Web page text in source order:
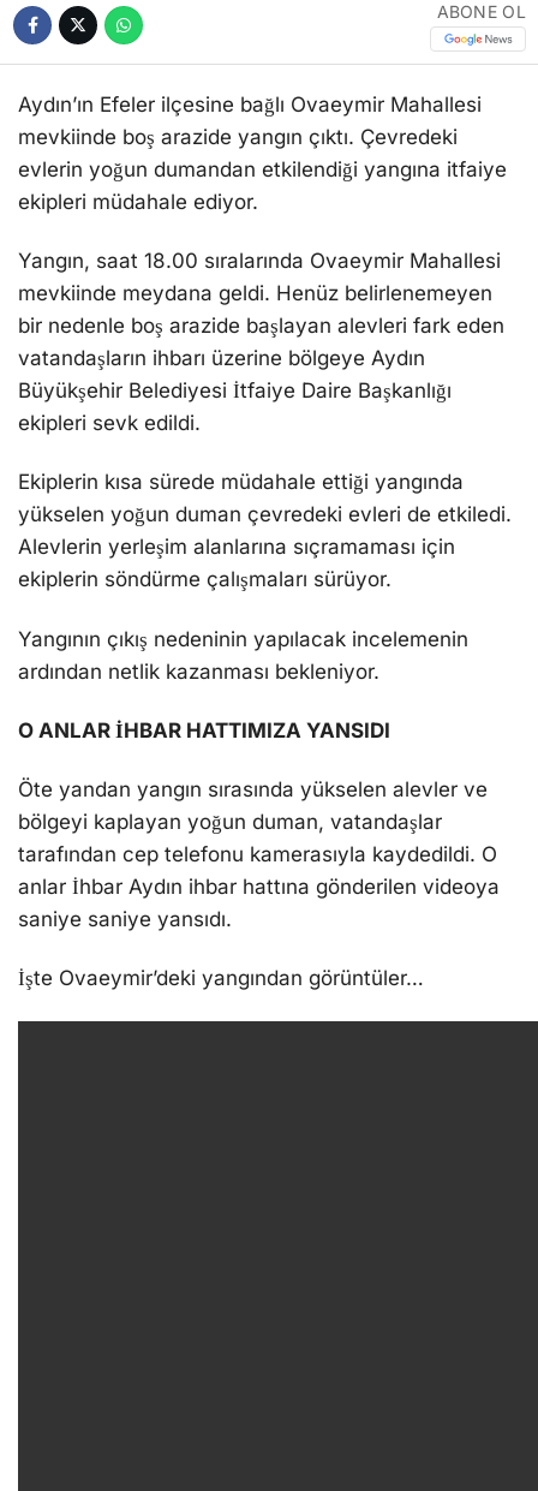
ABONE OL
Aydın’ın Efeler ilçesine bağlı Ovaeymir Mahallesi
mevkiinde boş arazide yangın çıktı. Çevredeki
evlerin yoğun dumandan etkilendiği yangına itfaiye
ekipleri müdahale ediyor.
Yangın, saat 18.00 sıralarında Ovaeymir Mahallesi
mevkiinde meydana geldi. Henüz belirlenemeyen
bir nedenle boş arazide başlayan alevleri fark eden
vatandaşların ihbarı üzerine bölgeye Aydın
Büyükşehir Belediyesi İtfaiye Daire Başkanlığı
ekipleri sevk edildi.
Ekiplerin kısa sürede müdahale ettiği yangında
yükselen yoğun duman çevredeki evleri de etkiledi.
Alevlerin yerleşim alanlarına sıçramaması için
ekiplerin söndürme çalışmaları sürüyor.
Yangının çıkış nedeninin yapılacak incelemenin
ardından netlik kazanması bekleniyor.
O ANLAR İHBAR HATTIMIZA YANSIDI
Öte yandan yangın sırasında yükselen alevler ve
bölgeyi kaplayan yoğun duman, vatandaşlar
tarafından cep telefonu kamerasıyla kaydedildi. O
anlar İhbar Aydın ihbar hattına gönderilen videoya
saniye saniye yansıdı.
İşte Ovaeymir’deki yangından görüntüler…